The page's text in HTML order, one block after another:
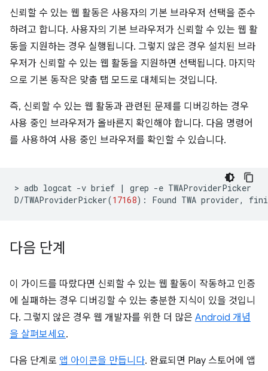
신뢰할 수 있는 웹 활동은 사용자의 기본 브라우저 선택을 준수
하려고 합니다. 사용자의 기본 브라우저가 신뢰할 수 있는 웹 활
동을 지원하는 경우 실행됩니다. 그렇지 않은 경우 설치된 브라
우저가 신뢰할 수 있는 웹 활동을 지원하면 선택됩니다. 마지막
으로 기본 동작은 맞춤 탭 모드로 대체되는 것입니다.
즉, 신뢰할 수 있는 웹 활동과 관련된 문제를 디버깅하는 경우
사용 중인 브라우저가 올바른지 확인해야 합니다. 다음 명령어
를 사용하여 사용 중인 브라우저를 확인할 수 있습니다.
> adb logcat -v brief | grep -e TWAProviderPicker
D/TWAProviderPicker(17168) : Found TWA provider,
다음 단계
이 가이드를 따랐다면 신뢰할 수 있는 웹 활동이 작동하고 인증
에 실패하는 경우 디버깅할 수 있는 충분한 지식이 있을 것입니
다. 그렇지 않은 경우 웹 개발자를 위한 더 많은 Android 개념
을 살펴보세요.
다음 단계로 앱 아이콘을 만듭니다. 완료되면 Play 스토어에 앱